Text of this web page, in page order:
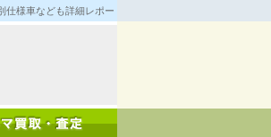
様車なども詳細レポート！